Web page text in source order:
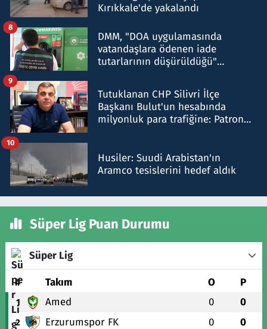
Kırıkkale'de yakalandı
DMM, "DOA uygulamasında
vatandaşlara ödenen iade
tutarlarının düşürüldüğü"
8
Tutuklanan CHP Silivri İlçe
Başkanı Bulut'un hesabında
milyonluk para trafiğine: Patron
9
Husiler: Suudi Arabistan'ın
Aramco tesislerini hedef aldık
10
Süper Lig Puan Durumu
Süper Lig
# Takım O P
1 Amed 0 0
2 Erzurumspor FK 0 0